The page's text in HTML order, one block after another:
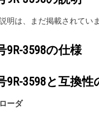
明は、まだ掲載されていま
9R-3598の仕様
9R-3598と互換
ーダ